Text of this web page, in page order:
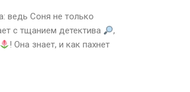
ведь Соня не только
с тщанием детектива
,
! Она знает, и как пахнет